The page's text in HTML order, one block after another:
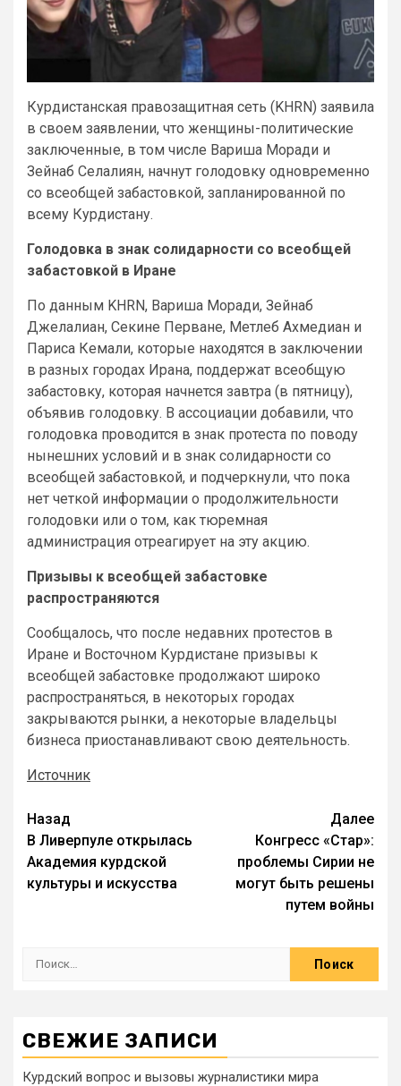
Курдистанская правозащитная сеть (KHRN) заявила
в своем заявлении, что женщины-политические
заключенные, в том числе Вариша Моради и
Зейнаб Селалиян, начнут голодовку одновременно
со всеобщей забастовкой, запланированной по
всему Курдистану.
Голодовка в знак солидарности со всеобщей
забастовкой в Иране
По данным KHRN, Вариша Моради, Зейнаб
Джелалиан, Секине Перване, Метлеб Ахмедиан и
Париса Кемали, которые находятся в заключении
в разных городах Ирана, поддержат всеобщую
забастовку, которая начнется завтра (в пятницу),
объявив голодовку. В ассоциации добавили, что
голодовка проводится в знак протеста по поводу
нынешних условий и в знак солидарности со
всеобщей забастовкой, и подчеркнули, что пока
нет четкой информации о продолжительности
голодовки или о том, как тюремная
администрация отреагирует на эту акцию.
Призывы к всеобщей забастовке
распространяются
Сообщалось, что после недавних протестов в
Иране и Восточном Курдистане призывы к
всеобщей забастовке продолжают широко
распространяться, в некоторых городах
закрываются рынки, а некоторые владельцы
бизнеса приостанавливают свою деятельность.
Источник
Назад
В Ливерпуле открылась
Академия курдской
культуры и искусства
Далее
Конгресс «Стар»:
проблемы Сирии не
могут быть решены
путем войны
СВЕЖИЕ ЗАПИСИ
Курдский вопрос и вызовы журналистики мира